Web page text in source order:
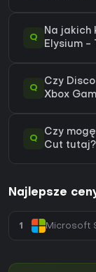
Q
Na jakich
Elysium -
Q
Czy
Xbox
Q
Czy
Cut tutaj?
Najlepsze
1 Microsoft